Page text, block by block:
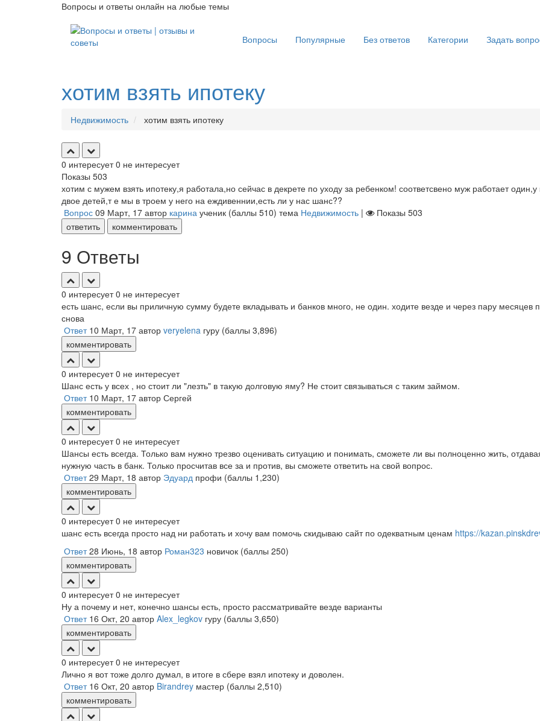
Вопросы и ответы онлайн на любые темы
Вопросы Популярные Без ответов Категории Задать
хотим взять ипотеку
Недвижимость хотим взять ипотеку
0 интересует 0 не интересует
Показы 503
хотим с мужем взять ипотеку,я работала,но сейчас в декрете по уходу за ребенком! соответсвено муж работает один,у
двое детей,т е мы в троем у него на еждивеннии,есть ли у нас шанс??
Вопрос 09 Март, 17 автор карина ученик (баллы 510) тема Недвижимость | Показы 503
ответить
комментировать
9 Ответы
0 интересует 0 не интересует
есть шанс, если вы приличную сумму будете вкладывать и банков много, не один. ходите везде и через пару месяцев
снова
Ответ 10 Март, 17 автор veryelena гуру (баллы 3,896)
комментировать
0 интересует 0 не интересует
Шанс есть у всех , но стоит ли "лезть" в такую долговую яму? Не стоит связываться с таким займом.
Ответ 10 Март, 17 автор Сергей
комментировать
0 интересует 0 не интересует
Шансы есть всегда. Только вам нужно трезво оценивать ситуацию и понимать, сможете ли вы полноценно жить,
нужную часть в банк. Только просчитав все за и против, вы сможете ответить на свой вопрос.
Ответ 29 Март, 18 автор Эдуард профи (баллы 1,230)
комментировать
0 интересует 0 не интересует
шанс есть всегда просто над ни работать и хочу вам помочь скидываю сайт по одекватным ценам https://
Ответ 28 Июнь, 18 автор Роман323 новичок (баллы 250)
комментировать
0 интересует 0 не интересует
Ну а почему и нет, конечно шансы есть, просто рассматривайте везде варианты
Ответ 16 Окт, 20 автор Alex_legkov гуру (баллы 3,650)
комментировать
0 интересует 0 не интересует
Лично я вот тоже долго думал, в итоге в сбере взял ипотеку и доволен.
Ответ 16 Окт, 20 автор Birandrey мастер (баллы 2,510)
комментировать